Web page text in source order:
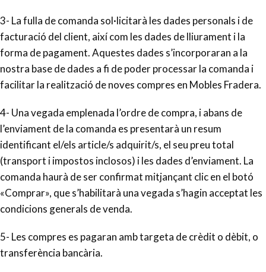
3- La fulla de comanda sol·licitarà les dades personals i de
facturació del client, així com les dades de lliurament i la
forma de pagament. Aquestes dades s’incorporaran a la
nostra base de dades a fi de poder processar la comanda i
facilitar la realització de noves compres en Mobles Fradera.
4- Una vegada emplenada l’ordre de compra, i abans de
l’enviament de la comanda es presentarà un resum
identificant el/els article/s adquirit/s, el seu preu total
(transport i impostos inclosos) i les dades d’enviament. La
comanda haurà de ser confirmat mitjançant clic en el botó
«Comprar», que s’habilitarà una vegada s’hagin acceptat les
condicions generals de venda.
5- Les compres es pagaran amb targeta de crèdit o dèbit, o
transferència bancària.